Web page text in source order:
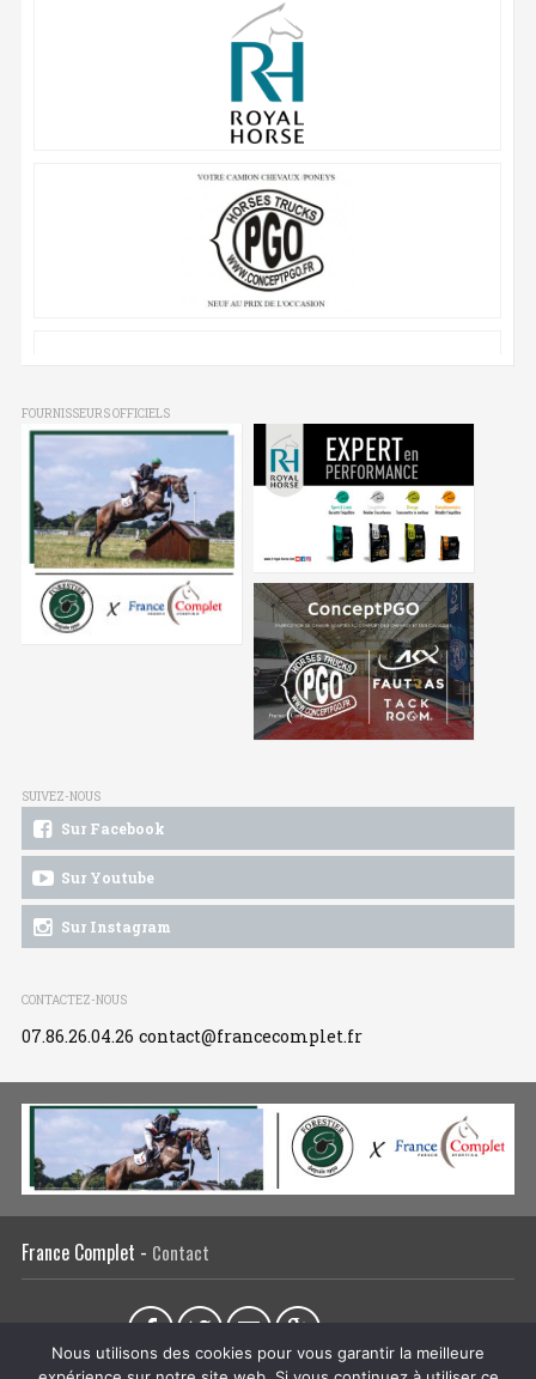
FOURNISSEURS OFFICIELS
SUIVEZ-NOUS
Sur Facebook
Sur Youtube
Sur Instagram
CONTACTEZ-NOUS
07.86.26.04.26 contact@francecomplet.fr
France Complet - Contact
Nous utilisons des cookies pour vous garantir la meilleure